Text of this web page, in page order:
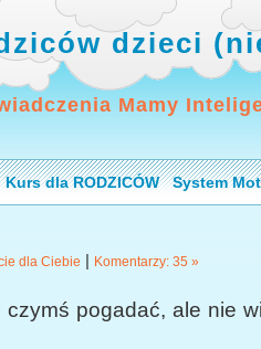
dzieci
Mamy
Kurs dla RODZICÓW System
dla Ciebie | Komentarzy: 35 »
czymś pogadać, ale nie